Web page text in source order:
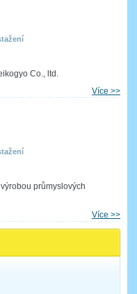
Co., ltd.
Více >>
průmyslových
Více >>